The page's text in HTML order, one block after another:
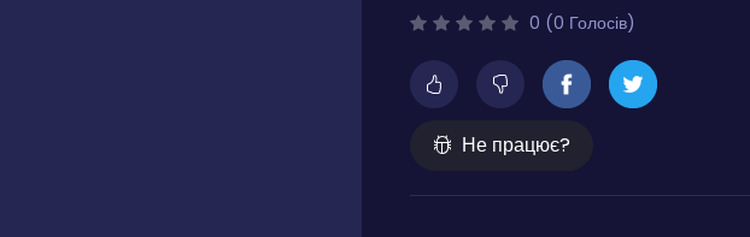
0 (0 Голосів)
Не працює?